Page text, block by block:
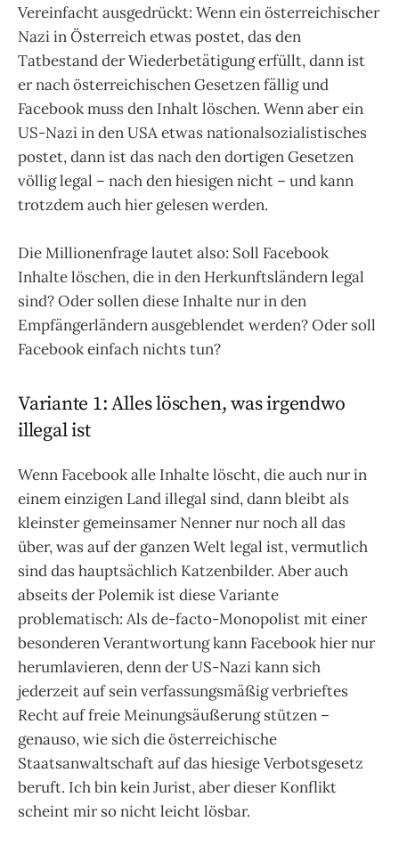
Vereinfacht ausgedrückt: Wenn ein österreichischer
Nazi in Österreich etwas postet, das den
Tatbestand der Wiederbetätigung erfüllt, dann ist
er nach österreichischen Gesetzen fällig und
Facebook muss den Inhalt löschen. Wenn aber ein
US-Nazi in den USA etwas nationalsozialistisches
postet, dann ist das nach den dortigen Gesetzen
völlig legal – nach den hiesigen nicht – und kann
trotzdem auch hier gelesen werden.
Die Millionenfrage lautet also: Soll Facebook
Inhalte löschen, die in den Herkunftsländern legal
sind? Oder sollen diese Inhalte nur in den
Empfängerländern ausgeblendet werden? Oder soll
Facebook einfach nichts tun?
Variante 1: Alles löschen, was irgendwo
illegal ist
Wenn Facebook alle Inhalte löscht, die auch nur in
einem einzigen Land illegal sind, dann bleibt als
kleinster gemeinsamer Nenner nur noch all das
über, was auf der ganzen Welt legal ist, vermutlich
sind das hauptsächlich Katzenbilder. Aber auch
abseits der Polemik ist diese Variante
problematisch: Als de-facto-Monopolist mit einer
besonderen Verantwortung kann Facebook hier nur
herumlavieren, denn der US-Nazi kann sich
jederzeit auf sein verfassungsmäßig verbrieftes
Recht auf freie Meinungsäußerung stützen –
genauso, wie sich die österreichische
Staatsanwaltschaft auf das hiesige Verbotsgesetz
beruft. Ich bin kein Jurist, aber dieser Konflikt
scheint mir so nicht leicht lösbar.